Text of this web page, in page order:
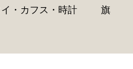
・カフス・時計 旗